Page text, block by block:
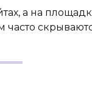
а на
часто